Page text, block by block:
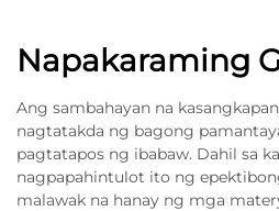
Napakaraming
Ang sambahayan na
nagtatakda ng bagong
pagtatapos ng ibabaw. Dahil sa
nagpapahintulot ito ng
malawak na hanay ng mga